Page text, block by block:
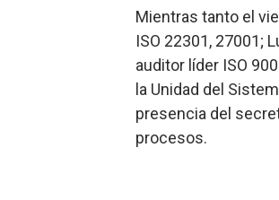
Mientras tanto el
ISO 22301, 27001;
auditor líder ISO
la Unidad del
presencia del
procesos.